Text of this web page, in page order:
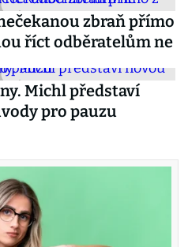
zbraň přímo
říct odběratelům ne
Michl představí
pro pauzu